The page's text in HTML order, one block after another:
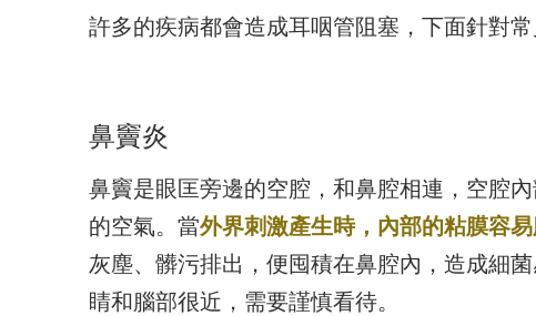
許多的疾病都會造成耳咽管阻塞，下面針對常
鼻竇炎
鼻竇是眼匡旁邊的空腔，和鼻腔相連，空腔
的空氣。當外界刺激產生時，內部的粘膜容
灰塵、髒污排出，便囤積在鼻腔內，造成細
睛和腦部很近，需要謹慎看待。